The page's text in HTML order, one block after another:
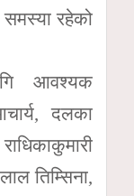
रहेको
आवश्यक
दलका
तिम्सिना,